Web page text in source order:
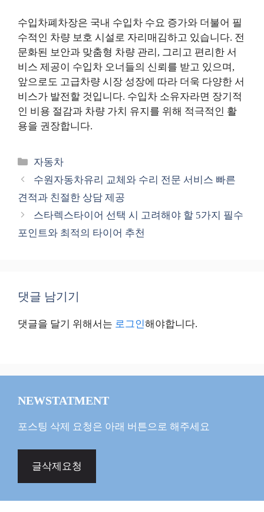
수입차폐차장은 국내 수입차 수요 증가와 더불어 필
수적인 차량 보호 시설로 자리매김하고 있습니다. 전
문화된 보안과 맞춤형 차량 관리, 그리고 편리한 서
비스 제공이 수입차 오너들의 신뢰를 받고 있으며,
앞으로도 고급차량 시장 성장에 따라 더욱 다양한 서
비스가 발전할 것입니다. 수입차 소유자라면 장기적
인 비용 절감과 차량 가치 유지를 위해 적극적인 활
용을 권장합니다.
카
테
리
자동차
수원자동차유리 교체와 수리 전문 서비스 빠른
견적과 친절한 상담 제공
스타렉스타이어 선택 시 고려해야 할 5가지 필수
포인트와 최적의 타이어 추천
댓글 남기기
댓글을 달기 위해서는 로그인해야합니다.
NEWSTATMENT
포스팅 삭제 요청은 아래 버튼으로 해주세요
글삭제요청